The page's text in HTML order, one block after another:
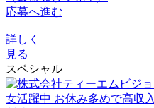
応募へ進む
詳しく
見る
スペシャル